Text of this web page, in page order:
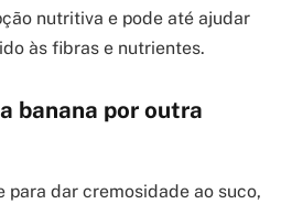
nutritiva e pode até ajudar
às fibras e nutrientes.
banana por outra
para dar cremosidade ao suco,